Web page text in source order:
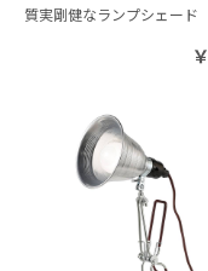
質実剛健なランプシェード
￥